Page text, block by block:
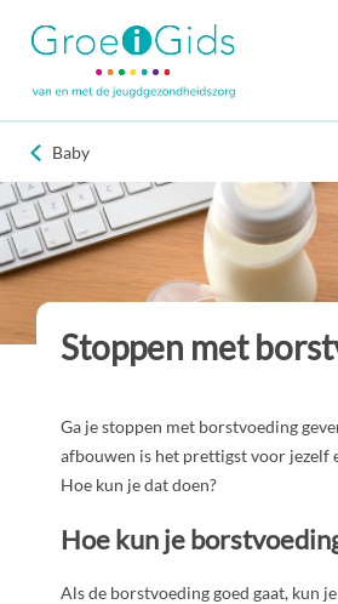
Baby
Stoppen met
Ga je stoppen met borstvoeding
afbouwen is het prettigst voor jezelf
Hoe kun je dat doen?
Hoe kun je
Als de borstvoeding goed gaat, kun